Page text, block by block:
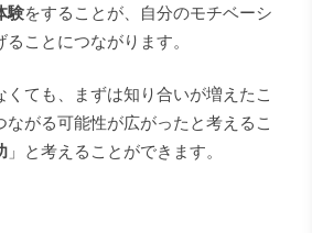
験をすることが、自分のモチベーシ
ことにつながります。
くても、まずは知り合いが増えたこ
ながる可能性が広がったと考えるこ
」と考えることができます。